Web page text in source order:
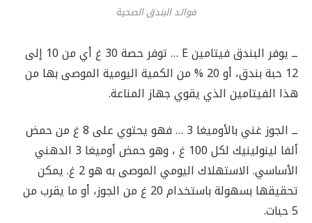
فوائد البندق الصحية
ــ يوفر البندق فيتامين E … توفر حصة 30 غ أي من 10 إلى
12 حبة بندق، أو 20 % من الكمية اليومية الموصى بها من
هذا الفيتامين الذي يقوي جهاز المناعة.
ــ الجوز غني بالأوميغا 3 … فهو يحتوي على 8 غ من حمض
ألفا لينولينيك لكل 100 غ ، وهو حمض أوميغا 3 الدهني
الأساسي. الاستهلاك اليومي الموصى به هو 2 غ. يمكن
تحقيقها بسهولة باستخدام 20 غ من الجوز، أو ما يقرب من
5 حبات.